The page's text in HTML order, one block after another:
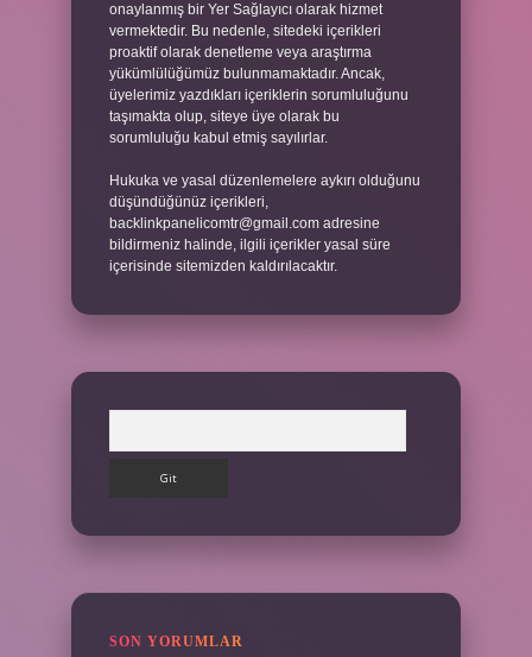
onaylanmış bir Yer Sağlayıcı olarak hizmet
vermektedir. Bu nedenle, sitedeki içerikleri
proaktif olarak denetleme veya araştırma
yükümlülüğümüz bulunmamaktadır. Ancak,
üyelerimiz yazdıkları içeriklerin sorumluluğunu
taşımakta olup, siteye üye olarak bu
sorumluluğu kabul etmiş sayılırlar.
Hukuka ve yasal düzenlemelere aykırı olduğunu
düşündüğünüz içerikleri,
backlinkpanelicomtr@gmail.com adresine
bildirmeniz halinde, ilgili içerikler yasal süre
içerisinde sitemizden kaldırılacaktır.
SON YORUMLAR